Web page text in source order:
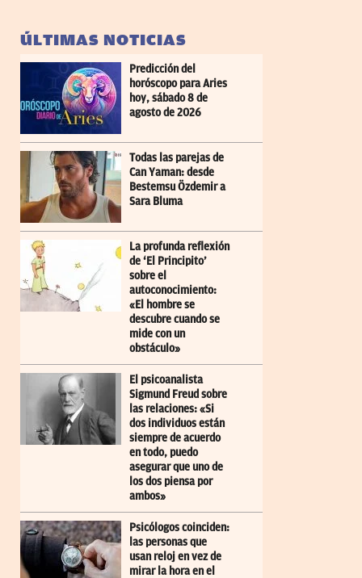
ÚLTIMAS NOTICIAS
Predicción del
horóscopo para Aries
hoy, sábado 8 de
agosto de 2026
Todas las parejas de
Can Yaman: desde
Bestemsu Özdemir a
Sara Bluma
La profunda reflexión
de ‘El Principito’
sobre el
autoconocimiento:
«El hombre se
descubre cuando se
mide con un
obstáculo»
El psicoanalista
Sigmund Freud sobre
las relaciones: «Si
dos individuos están
siempre de acuerdo
en todo, puedo
asegurar que uno de
los dos piensa por
ambos»
Psicólogos coinciden:
las personas que
usan reloj en vez de
mirar la hora en el